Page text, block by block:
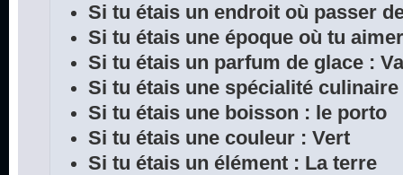
Si tu étais un endroit où passer
Si tu étais une époque où tu
Si tu étais un parfum de glace :
Si tu étais une spécialité
Si tu étais une boisson : le porto
Si tu étais une couleur : Vert
Si tu étais un élément : La terre